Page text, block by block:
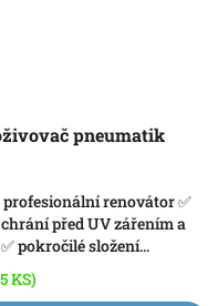
pneumatik
renovátor ✅
před UV zářením a
pokročilé složení...
KS)